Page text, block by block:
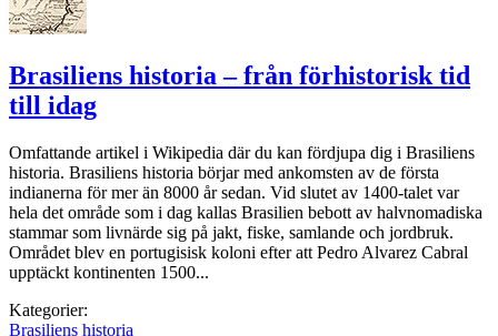
Brasiliens historia – från förhistorisk tid
till idag
Omfattande artikel i Wikipedia där du kan fördjupa dig i Brasiliens
historia. Brasiliens historia börjar med ankomsten av de första
indianerna för mer än 8000 år sedan. Vid slutet av 1400-talet var
hela det område som i dag kallas Brasilien bebott av halvnomadiska
stammar som livnärde sig på jakt, fiske, samlande och jordbruk.
Området blev en portugisisk koloni efter att Pedro Alvarez Cabral
upptäckt kontinenten 1500...
Kategorier:
Brasiliens historia